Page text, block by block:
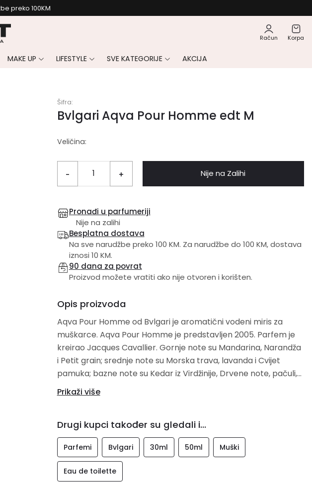
preko 100KM
Račun Korpa
MAKE UP LIFESTYLE SVE KATEGORIJE AKCIJA
Šifra:
Bvlgari Aqva Pour Homme edt M
Veličina:
- + Nije na Zalihi
Pronađi u parfumeriji
Nije na zalihi
Besplatna dostava
Na sve narudžbe preko 100 KM. Za narudžbe do 100 KM, dostava
iznosi 10 KM.
90 dana za povrat
Proizvod možete vratiti ako nije otvoren i korišten.
Opis proizvoda
Aqva Pour Homme od Bvlgari je aromatični vodeni miris za
muškarce. Aqva Pour Homme je predstavljen 2005. Parfem je
kreirao Jacques Cavallier. Gornje note su Mandarina, Narandža
i Petit grain; srednje note su Morska trava, lavanda i Cvijet
pamuka; bazne note su Kedar iz Virdžinije, Drvene note, pačuli,
Muškatna žalfija i Amber.
Prikaži više
Drugi kupci također su gledali i...
Parfemi Bvlgari 30ml 50ml Muški
Eau de toilette